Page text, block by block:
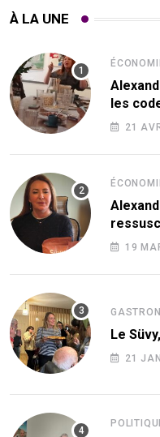
À LA UNE
les
21
par le
19
Le
21